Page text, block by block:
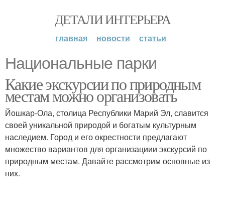
ДЕТАЛИ ИНТЕРЬЕРА
главная новости статьи
Национальные парки
Какие экскурсии по природным
местам можно организовать
Йошкар-Ола, столица Республики Марий Эл, славится
своей уникальной природой и богатым культурным
наследием. Город и его окрестности предлагают
множество вариантов для организациии экскурсий по
природным местам. Давайте рассмотрим основные из
них.